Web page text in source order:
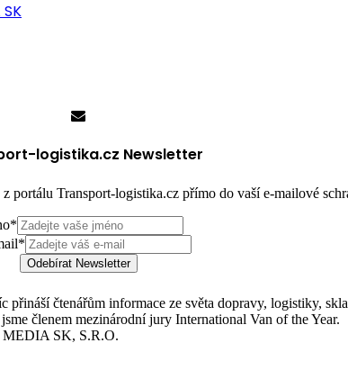
logistika.cz Newsletter
portálu Transport-logistika.cz přímo do vaší e-mailové
*
*
Odebírat Newsletter
čtenářům informace ze světa dopravy, logistiky,
členem mezinárodní jury International Van of the Year.
SK, S.R.O.